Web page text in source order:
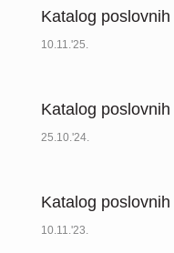
Katalog
10.11.'25.
Katalog
25.10.'24.
Katalog
10.11.'23.